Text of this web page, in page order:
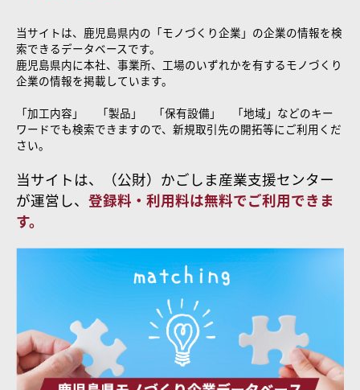
当サイトは、鹿児島県内の「モノづくり企業」の企業の情報を検
索できるデータベースです。
鹿児島県内に本社、事業所、工場のいずれかを有するモノづくり
企業の情報を掲載しています。
「加工内容」 「製品」 「保有設備」 「地域」などのキー
ワードでも検索できますので、新規取引先の開拓等にご利用くだ
さい。
当サイトは、（公財）かごしま産業支援センター
が運営し、 登録料・利用料は無料でご利用できま
す。